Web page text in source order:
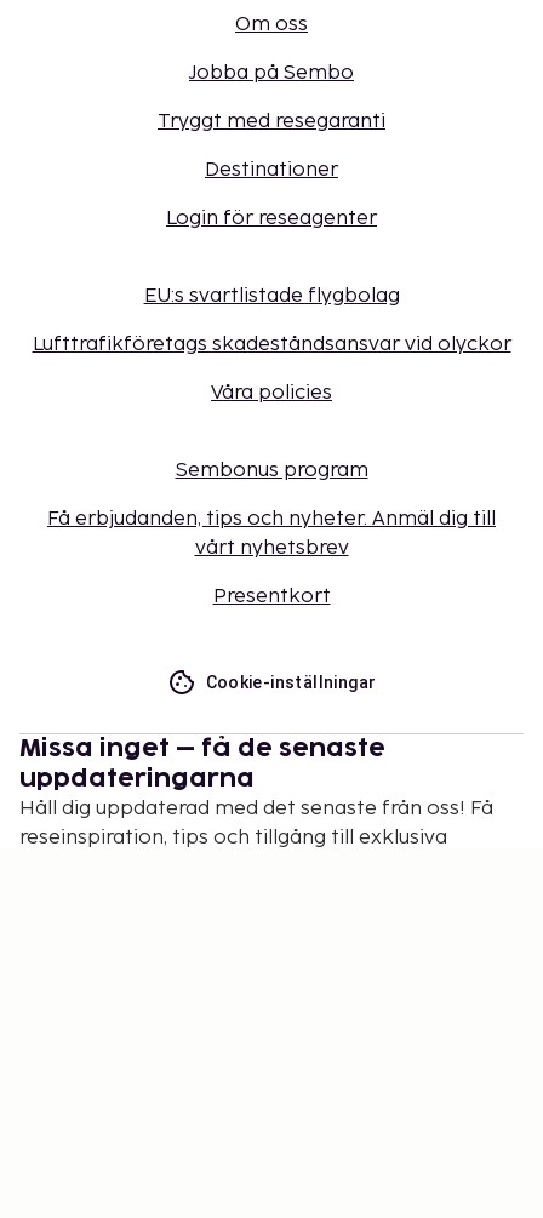
Om oss
Jobba på Sembo
Tryggt med resegaranti
Destinationer
Login för reseagenter
EU:s svartlistade flygbolag
Lufttrafikföretags skadeståndsansvar vid olyckor
Våra policies
Sembonus program
Få erbjudanden, tips och nyheter. Anmäl dig till
vårt nyhetsbrev
Presentkort
Cookie-inställningar
Missa inget – få de senaste
uppdateringarna
Håll dig uppdaterad med det senaste från oss! Få
reseinspiration, tips och tillgång till exklusiva